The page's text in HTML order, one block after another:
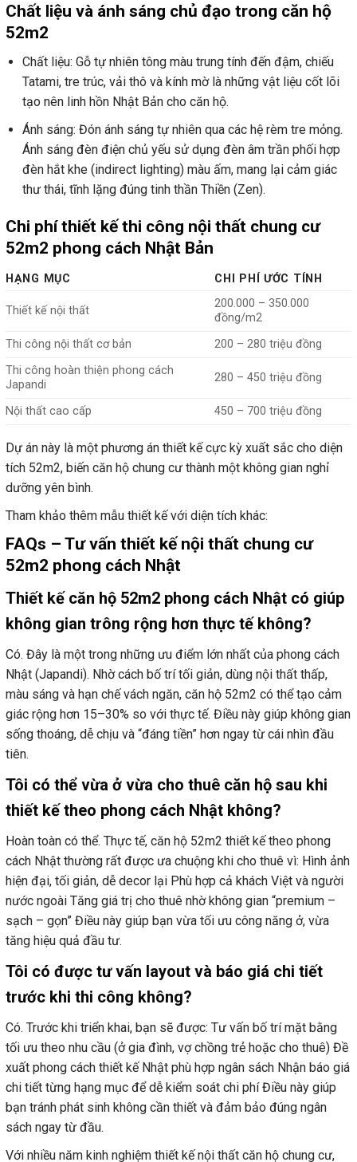
Chất liệu và ánh sáng chủ đạo trong căn hộ
52m2
Chất liệu: Gỗ tự nhiên tông màu trung tính đến đậm, chiếu
Tatami, tre trúc, vải thô và kính mờ là những vật liệu cốt lõi
tạo nên linh hồn Nhật Bản cho căn hộ.
Ánh sáng: Đón ánh sáng tự nhiên qua các hệ rèm tre mỏng.
Ánh sáng đèn điện chủ yếu sử dụng đèn âm trần phối hợp
đèn hắt khe (indirect lighting) màu ấm, mang lại cảm giác
thư thái, tĩnh lặng đúng tinh thần Thiền (Zen).
Chi phí thiết kế thi công nội thất chung cư
52m2 phong cách Nhật Bản
HẠNG MỤC CHI PHÍ ƯỚC TÍNH
Thiết kế nội thất
200.000 – 350.000
đồng/m2
Thi công nội thất cơ bản
200 – 280 triệu đồng
Thi công hoàn thiện phong cách
Japandi
280 – 450 triệu đồng
Nội thất cao cấp 450 – 700 triệu đồng
Dự án này là một phương án thiết kế cực kỳ xuất sắc cho diện
tích 52m2, biến căn hộ chung cư thành một không gian nghỉ
dưỡng yên bình.
Tham khảo thêm mẫu thiết kế với diện tích khác:
FAQs – Tư vấn thiết kế nội thất chung cư
52m2 phong cách Nhật
Thiết kế căn hộ 52m2 phong cách Nhật có giúp
không gian trông rộng hơn thực tế không?
Có. Đây là một trong những ưu điểm lớn nhất của phong cách
Nhật (Japandi). Nhờ cách bố trí tối giản, dùng nội thất thấp,
màu sáng và hạn chế vách ngăn, căn hộ 52m2 có thể tạo cảm
giác rộng hơn 15–30% so với thực tế. Điều này giúp không gian
sống thoáng, dễ chịu và “đáng tiền” hơn ngay từ cái nhìn đầu
tiên.
Tôi có thể vừa ở vừa cho thuê căn hộ sau khi
thiết kế theo phong cách Nhật không?
Hoàn toàn có thể. Thực tế, căn hộ 52m2 thiết kế theo phong
cách Nhật thường rất được ưa chuộng khi cho thuê vì: Hình ảnh
hiện đại, tối giản, dễ decor lại Phù hợp cả khách Việt và người
nước ngoài Tăng giá trị cho thuê nhờ không gian “premium –
sạch – gọn” Điều này giúp bạn vừa tối ưu công năng ở, vừa
tăng hiệu quả đầu tư.
Tôi có được tư vấn layout và báo giá chi tiết
trước khi thi công không?
Có. Trước khi triển khai, bạn sẽ được: Tư vấn bố trí mặt bằng
tối ưu theo nhu cầu (ở gia đình, vợ chồng trẻ hoặc cho thuê) Đề
xuất phong cách thiết kế Nhật phù hợp ngân sách Nhận báo giá
chi tiết từng hạng mục để dễ kiểm soát chi phí Điều này giúp
bạn tránh phát sinh không cần thiết và đảm bảo đúng ngân
sách ngay từ đầu.
Với nhiều năm kinh nghiệm thiết kế nội thất căn hộ chung cư,